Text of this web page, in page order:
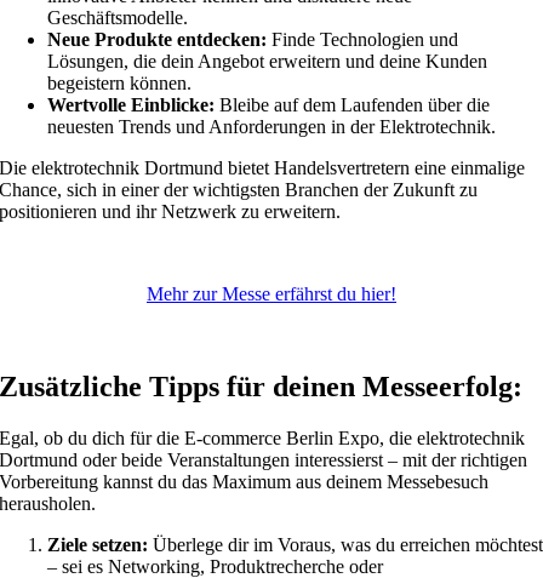
Geschäftsmodelle.
Neue Produkte entdecken: Finde Technologien und
Lösungen, die dein Angebot erweitern und deine Kunden
begeistern können.
Wertvolle Einblicke: Bleibe auf dem Laufenden über die
neuesten Trends und Anforderungen in der Elektrotechnik.
Die elektrotechnik Dortmund bietet Handelsvertretern eine einmalige
Chance, sich in einer der wichtigsten Branchen der Zukunft zu
positionieren und ihr Netzwerk zu erweitern.
Mehr zur Messe erfährst du hier!
Zusätzliche Tipps für deinen Messeerfolg:
Egal, ob du dich für die E-commerce Berlin Expo, die elektrotechnik
Dortmund oder beide Veranstaltungen interessierst – mit der richtigen
Vorbereitung kannst du das Maximum aus deinem Messebesuch
herausholen.
Ziele setzen: Überlege dir im Voraus, was du erreichen möchtest
– sei es Networking, Produktrecherche oder